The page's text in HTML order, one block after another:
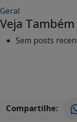
Geral
Veja Também
Sem posts
Compartilhe: